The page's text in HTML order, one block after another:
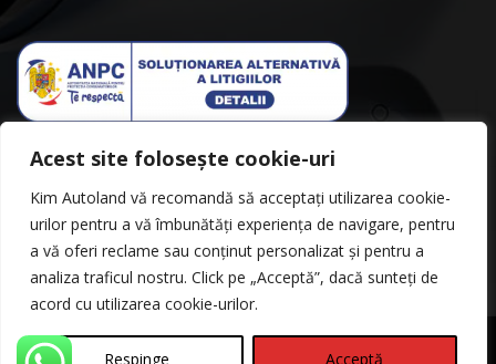
Acest site folosește cookie-uri
Kim Autoland vă recomandă să acceptați utilizarea cookie-
urilor pentru a vă îmbunătăți experiența de navigare, pentru
a vă oferi reclame sau conținut personalizat și pentru a
analiza traficul nostru. Click pe „Acceptă”, dacă sunteți de
acord cu utilizarea cookie-urilor.
Respinge Acceptă